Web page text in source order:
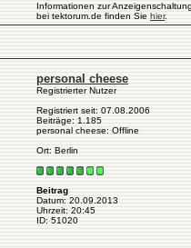
Informationen zur Anzeigenschaltung
bei tektorum.de finden Sie hier.
personal cheese
Registrierter Nutzer
Registriert seit: 07.08.2006
Beiträge: 1.185
personal cheese: Offline
Ort: Berlin
Beitrag
Datum: 20.09.2013
Uhrzeit: 20:45
ID: 51020